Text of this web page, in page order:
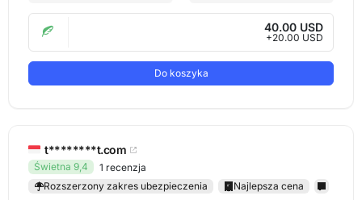
40.00 USD
+20.00 USD
Do koszyka
t********t.com
Świetna 9,4
1 recenzja
Rozszerzony zakres ubezpieczenia
Najlepsza cena